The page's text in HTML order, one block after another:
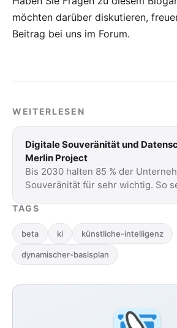
möchten darüber diskutieren,
Beitrag bei uns im Forum.
WEITERLESEN
Digitale Souveränität und
Merlin Project
Bis 2030 halten 85 % der
Souveränität für sehr wichtig. So
TAGS
beta ki künstliche-intelligenz
dynamischer-basisplan